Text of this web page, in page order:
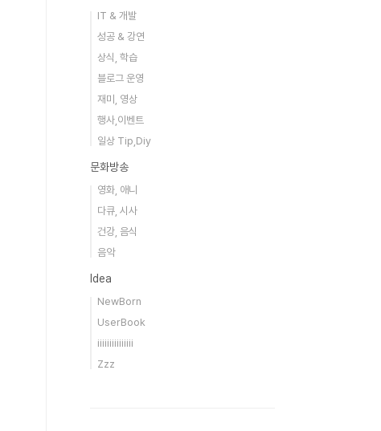
IT & 개발
성공 & 강연
상식, 학습
블로그 운영
재미, 영상
행사,이벤트
일상 Tip,Diy
문화방송
영화, 애니
다큐, 시사
건강, 음식
음악
Idea
NewBorn
UserBook
iiiiiiiiiiiiiii
Zzz